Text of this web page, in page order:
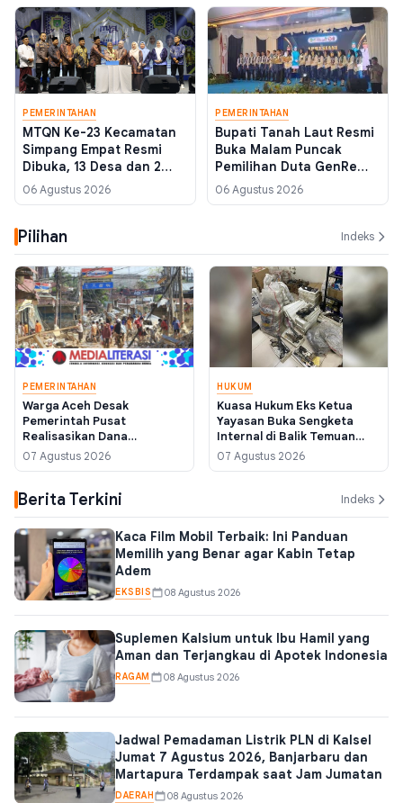
PEMERINTAHAN
MTQN Ke-23 Kecamatan
Simpang Empat Resmi
Dibuka, 13 Desa dan 2
Kelurahan Siap Berlaga di
Batulicin
06 Agustus 2026
PEMERINTAHAN
Bupati Tanah Laut Resmi
Buka Malam Puncak
Pemilihan Duta GenRe
2026, Tekankan Konten
Positif di Media Sosial
06 Agustus 2026
Pilihan Indeks
PEMERINTAHAN
Warga Aceh Desak
Pemerintah Pusat
Realisasikan Dana
Pemulihan Bencana
November 2025 Sebelum
07 Agustus 2026
HUKUM
Kuasa Hukum Eks Ketua
Yayasan Buka Sengketa
Internal di Balik Temuan
Ratusan Senjata di Sekolah
Jaksel
07 Agustus 2026
Berita Terkini Indeks
Kaca Film Mobil Terbaik: Ini Panduan
Memilih yang Benar agar Kabin Tetap
Adem
EKSBIS 08 Agustus 2026
Suplemen Kalsium untuk Ibu Hamil yang
Aman dan Terjangkau di Apotek Indonesia
RAGAM 08 Agustus 2026
Jadwal Pemadaman Listrik PLN di Kalsel
Jumat 7 Agustus 2026, Banjarbaru dan
Martapura Terdampak saat Jam Jumatan
DAERAH 08 Agustus 2026